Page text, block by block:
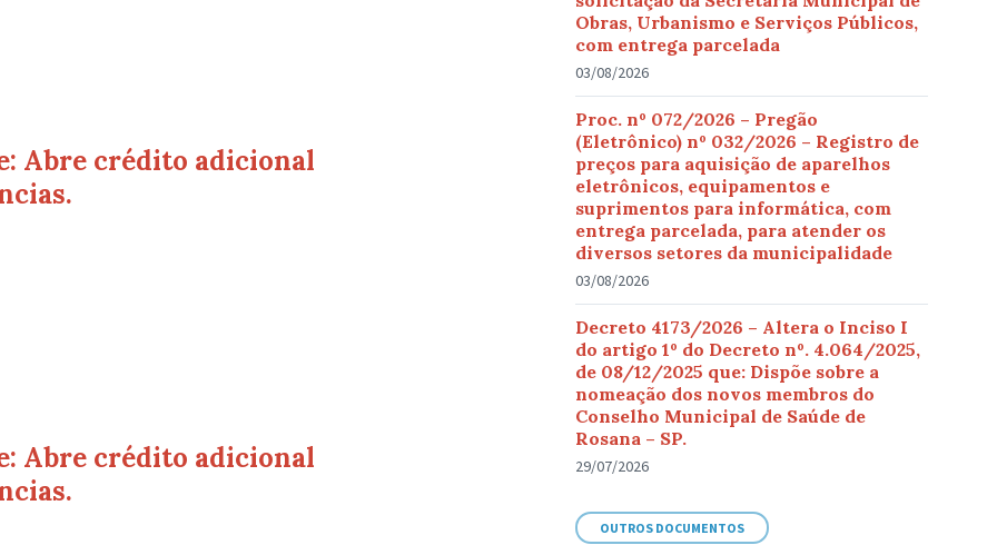
Abre crédito adicional
Abre crédito adicional
Obras, Urbanismo e Serviços Públicos,
com entrega parcelada
03/08/2026
Proc. nº 072/2026 – Pregão
(Eletrônico) nº 032/2026 – Registro de
preços para aquisição de aparelhos
eletrônicos, equipamentos e
suprimentos para informática, com
entrega parcelada, para atender os
diversos setores da municipalidade
03/08/2026
Decreto 4173/2026 – Altera o Inciso I
do artigo 1º do Decreto nº. 4.064/2025,
de 08/12/2025 que: Dispõe sobre a
nomeação dos novos membros do
Conselho Municipal de Saúde de
Rosana – SP.
29/07/2026
OUTROS DOCUMENTOS